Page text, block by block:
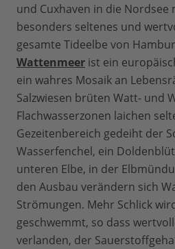
und Cuxhaven in die Nordsee
besonders seltenes und
gesamte Tideelbe von
Wattenmeer ist ein
ein wahres Mosaik an
Salzwiesen brüten Watt- und
Flachwasserzonen laichen
Gezeitenbereich gedeiht der
Wasserfenchel, ein
unteren Elbe, in der
den Ausbau verändern sich
Strömungen. Mehr Schlick
geschwemmt, so dass
verlanden, der